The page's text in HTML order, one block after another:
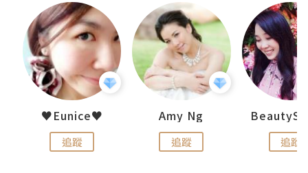
♥Eunice♥
追蹤
Amy Ng
追蹤 追蹤